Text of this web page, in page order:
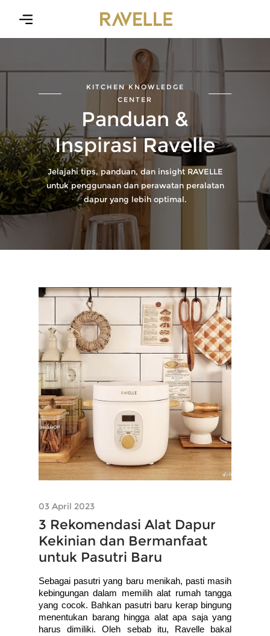
MENU
Product
News
Contact
KITCHEN KNOWLEDGE
CENTER
Panduan &
Inspirasi Ravelle
Jelajahi tips, panduan, dan insight RAVELLE
untuk penggunaan dan perawatan peralatan
dapur yang lebih optimal.
03 April 2023
3 Rekomendasi Alat Dapur
Kekinian dan Bermanfaat
untuk Pasutri Baru
Sebagai pasutri yang baru menikah, pasti masih
kebingungan dalam memilih alat rumah tangga
yang cocok. Bahkan pasutri baru kerap bingung
menentukan barang hingga alat apa saja yang
harus dimiliki. Oleh sebab itu, Ravelle bakal